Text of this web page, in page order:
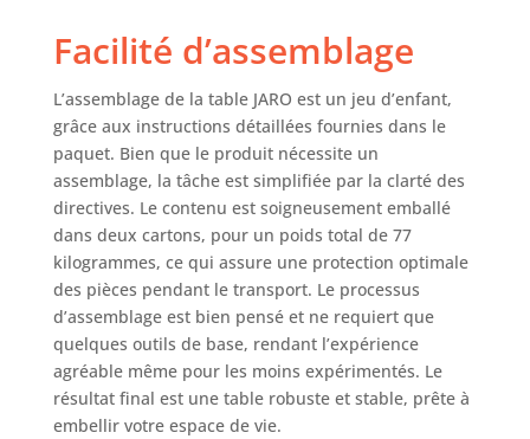
rustiques,
modernes et
classiques. Sa
beauté naturelle
crée une
atmosphère
chaleureuse et
s'harmonise avec
différents modèles
de chaises.
Montage facile - La
table de salle à
manger est
rapidement et
facilement montée
grâce aux
Facilité d’assemblage
L’assemblage de la table JARO est un jeu d’enfant,
grâce aux instructions détaillées fournies dans le
paquet. Bien que le produit nécessite un
assemblage, la tâche est simplifiée par la clarté des
directives. Le contenu est soigneusement emballé
dans deux cartons, pour un poids total de 77
kilogrammes, ce qui assure une protection optimale
des pièces pendant le transport. Le processus
d’assemblage est bien pensé et ne requiert que
quelques outils de base, rendant l’expérience
agréable même pour les moins expérimentés. Le
résultat final est une table robuste et stable, prête à
embellir votre espace de vie.